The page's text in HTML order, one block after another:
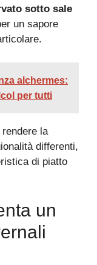
sotto sale
un sapore
alchermes:
per tutti
la
differenti,
di piatto
un